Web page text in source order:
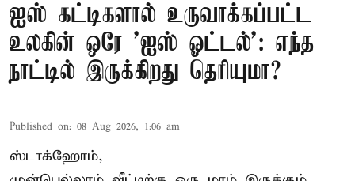
ஐஸ் கட்டிகளால் உருவாக்கப்பட்ட
உலகின் ஒரே 'ஐஸ் ஓட்டல்': எந்த
நாட்டில் இருக்கிறது தெரியுமா?
Published on: 08 Aug 2026, 1:06 am
ஸ்டாக்ஹோம்,